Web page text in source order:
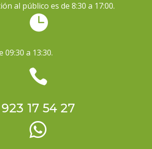
al público es de 8:30 a 17:00.

a 13:30.

923 17 54 27
